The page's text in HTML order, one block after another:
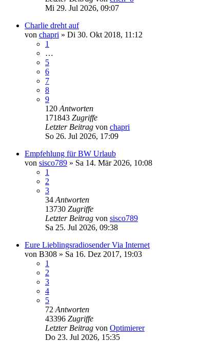
Mi 29. Jul 2026, 09:07
Charlie dreht auf
von chapri » Di 30. Okt 2018, 11:12
1
…
5
6
7
8
9
120 Antworten
171843 Zugriffe
Letzter Beitrag von chapri
So 26. Jul 2026, 17:09
Empfehlung für BW Urlaub
von sisco789 » Sa 14. Mär 2026, 10:08
1
2
3
34 Antworten
13730 Zugriffe
Letzter Beitrag von sisco789
Sa 25. Jul 2026, 09:38
Eure Lieblingsradiosender Via Internet
von B308 » Sa 16. Dez 2017, 19:03
1
2
3
4
5
72 Antworten
43396 Zugriffe
Letzter Beitrag von Optimierer
Do 23. Jul 2026, 15:35